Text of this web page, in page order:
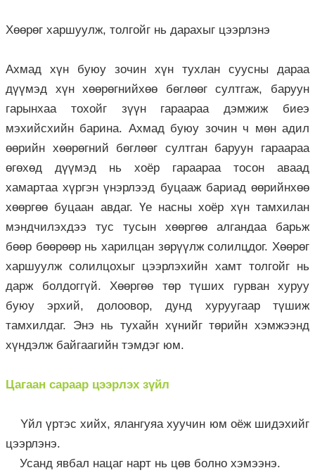
Хөөрөг харшуулж, толгойг нь дарахыг цээрлэнэ
Ахмад хүн буюу зочин хүн тухлан суусны дараа
дүүмэд хүн хөөрөгнийхөө бөглөөг султгаж, баруун
гарынхаа тохойг зүүн гараараа дэмжиж биеэ
мэхийсхийн барина. Ахмад буюу зочин ч мөн адил
өөрийн хөөрөгний бөглөөг султган баруун гараараа
өгөхөд дүүмэд нь хоёр гараараа тосон аваад
хамартаа хүргэн үнэрлээд буцааж бариад өөрийнхөө
хөөргөө буцаан авдаг. Үе насны хоёр хүн тамхилан
мэндчилэхдээ тус тусын хөөргөө алгандаа барьж
бөөр бөөрөөр нь харилцан зөрүүлж солилцдог. Хөөрөг
харшуулж солилцохыг цээрлэхийн хамт толгойг нь
дарж болдоггүй. Хөөргөө төр түших гурван хуруу
буюу эрхий, долоовор, дунд хуруугаар түшиж
тамхилдаг. Энэ нь тухайн хүнийг төрийн хэмжээнд
хүндэлж байгаагийн тэмдэг юм.
Цагаан сараар цээрлэх зүйл
Yйл үртэс хийх, ялангуяа хуучин юм оёж шидэхийг
цээрлэнэ.
Усанд явбал нацаг нарт нь цөв болно хэмээнэ.